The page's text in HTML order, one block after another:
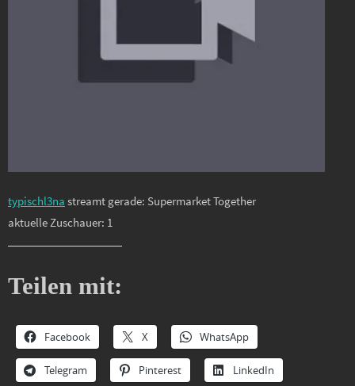
typischl3na streamt gerade: Supermarket Together
aktuelle Zuschauer: 1
Teilen mit:
Facebook X WhatsApp
Telegram Pinterest LinkedIn